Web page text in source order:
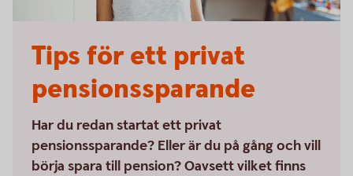
Tips för ett privat
pensionssparande
Har du redan startat ett privat
pensionssparande? Eller är du på gång och vill
börja spara till pension? Oavsett vilket finns